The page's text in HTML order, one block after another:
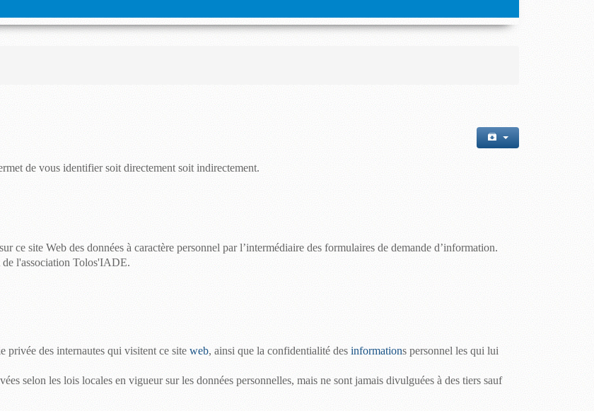
de vous identifier soit directement soit indirectement.
ce site Web des données à caractère personnel par l’intermédiaire des formulaires de demande d’information.
de l'association Tolos'IADE.
privée des internautes qui visitent ce site web, ainsi que la confidentialité des informations personnel les qui lui
selon les lois locales en vigueur sur les données personnelles, mais ne sont jamais divulguées à des tiers sauf